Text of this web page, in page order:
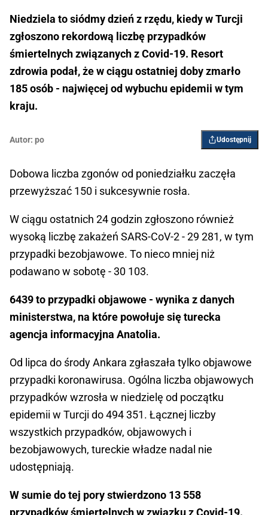
Niedziela to siódmy dzień z rzędu, kiedy w Turcji
zgłoszono rekordową liczbę przypadków
śmiertelnych związanych z Covid-19. Resort
zdrowia podał, że w ciągu ostatniej doby zmarło
185 osób - najwięcej od wybuchu epidemii w tym
kraju.
Autor: po Udostępnij
Dobowa liczba zgonów od poniedziałku zaczęła
przewyższać 150 i sukcesywnie rosła.
W ciągu ostatnich 24 godzin zgłoszono również
wysoką liczbę zakażeń SARS-CoV-2 - 29 281, w tym
przypadki bezobjawowe. To nieco mniej niż
podawano w sobotę - 30 103.
6439 to przypadki objawowe - wynika z danych
ministerstwa, na które powołuje się turecka
agencja informacyjna Anatolia.
Od lipca do środy Ankara zgłaszała tylko objawowe
przypadki koronawirusa. Ogólna liczba objawowych
przypadków wzrosła w niedzielę od początku
epidemii w Turcji do 494 351. Łącznej liczby
wszystkich przypadków, objawowych i
bezobjawowych, tureckie władze nadal nie
udostępniają.
W sumie do tej pory stwierdzono 13 558